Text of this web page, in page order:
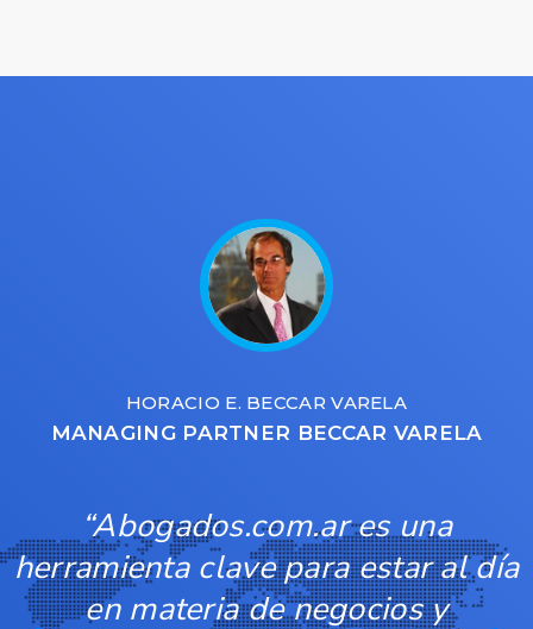
HORACIO E. BECCAR VARELA
MANAGING PARTNER BECCAR VARELA
“Abogados.com.ar es una
herramienta clave para estar al día
en materia de negocios y